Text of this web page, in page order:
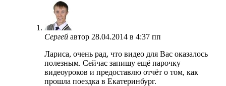
Сергей автор 28.04.2014 в 4:37 пп
Лариса, очень рад, что видео для Вас оказалось
полезным. Сейчас запишу ещё парочку
видеоуроков и предоставлю отчёт о том, как
прошла поездка в Екатеринбург.